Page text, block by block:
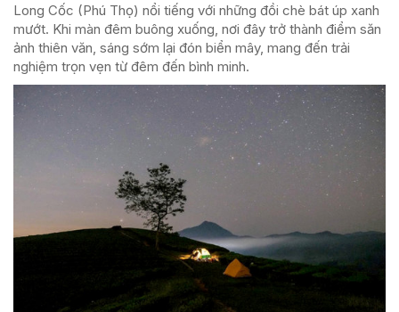
Long Cốc (Phú Thọ) nổi tiếng với những đồi chè bát úp xanh
mướt. Khi màn đêm buông xuống, nơi đây trở thành điểm săn
ảnh thiên văn, sáng sớm lại đón biển mây, mang đến trải
nghiệm trọn vẹn từ đêm đến bình minh.